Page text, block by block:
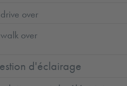
over
over
d'éclairage